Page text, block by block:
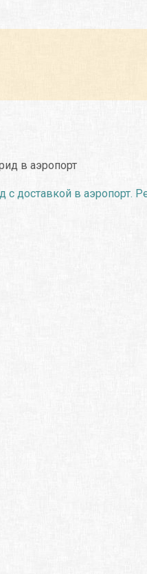
в аэропорт
доставкой в аэропорт.